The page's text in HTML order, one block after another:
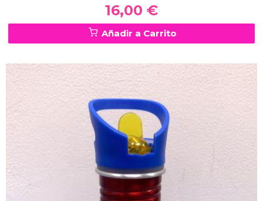
16,00 €
Añadir a Carrito